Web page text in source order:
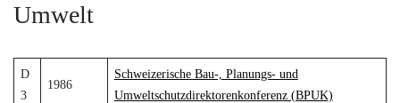
Umwelt
D
3
1986
Schweizerische Bau-, Planungs- und
Umweltschutzdirektorenkonferenz (BPUK)